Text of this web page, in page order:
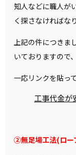
知人などに職人が
く探さなければな
上記の件につきま
いておりますので
一応リンクを貼っ
工事代金が
②無足場工法(ロー